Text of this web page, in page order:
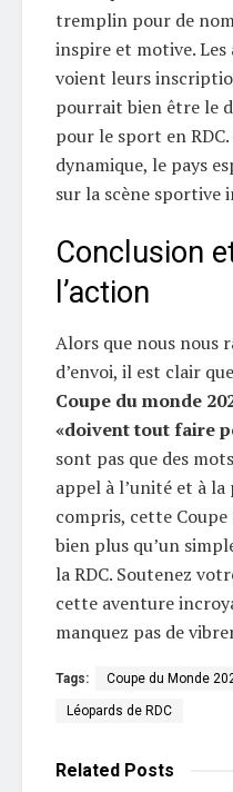
tremplin pour de
inspire et motive.
voient leurs
pourrait bien être le
pour le sport en
dynamique, le pays
sur la scène sportive
Conclusion
l’action
Alors que nous nous
d’envoi, il est clair que
Coupe du monde
«doivent tout faire
sont pas que des
appel à l’unité et à la
compris, cette
bien plus qu’un
la RDC. Soutenez
cette aventure
manquez pas de
Tags: Coupe du Monde
Léopards de RDC
Related Posts